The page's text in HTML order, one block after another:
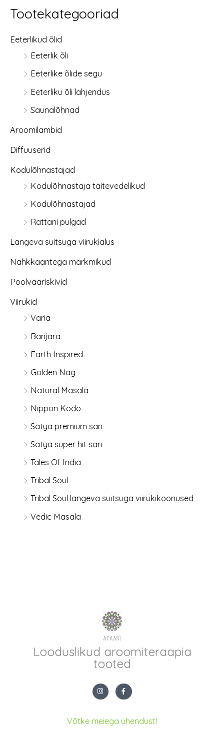
Tootekategooriad
Eeterlikud õlid
Eeterlik õli
Eeterlike õlide segu
Eeterliku õli lahjendus
Saunalõhnad
Aroomilambid
Diffuuserid
Kodulõhnastajad
Kodulõhnastaja täitevedelikud
Kodulõhnastajad
Rattani pulgad
Langeva suitsuga viirukialus
Nahkkaantega märkmikud
Poolvääriskivid
Viirukid
Varia
Banjara
Earth Inspired
Golden Nag
Natural Masala
Nippon Kodo
Satya premium sari
Satya super hit sari
Tales Of India
Tribal Soul
Tribal Soul langeva suitsuga viirukikoonused
Vedic Masala
Looduslikud aroomiteraapia
tooted
I
n
s
g
r
F
a
c
o
o
Võtke meiega ühendust!